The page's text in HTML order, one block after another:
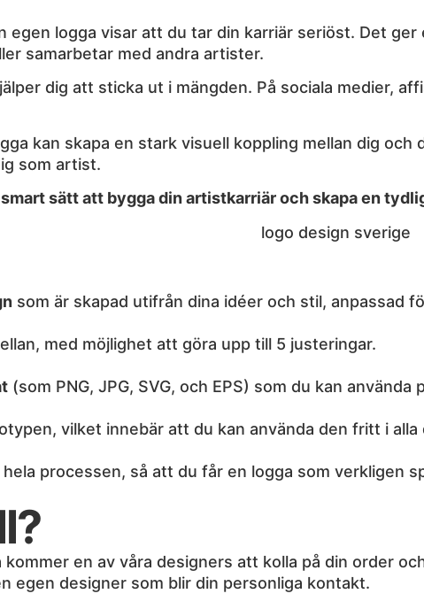
egen logga visar att du tar din karriär seriöst. Det
samarbetar med andra artister.
dig att sticka ut i mängden. På sociala medier,
kan skapa en stark visuell koppling mellan dig
som artist.
sätt att bygga din artistkarriär och skapa en
som är skapad utifrån dina idéer och stil, anpassad
med möjlighet att göra upp till 5 justeringar.
(som PNG, JPG, SVG, och EPS) som du kan
vilket innebär att du kan använda den fritt i alla
processen, så att du får en logga som verkligen
en av våra designers att kolla på din order
egen designer som blir din personliga kontakt.